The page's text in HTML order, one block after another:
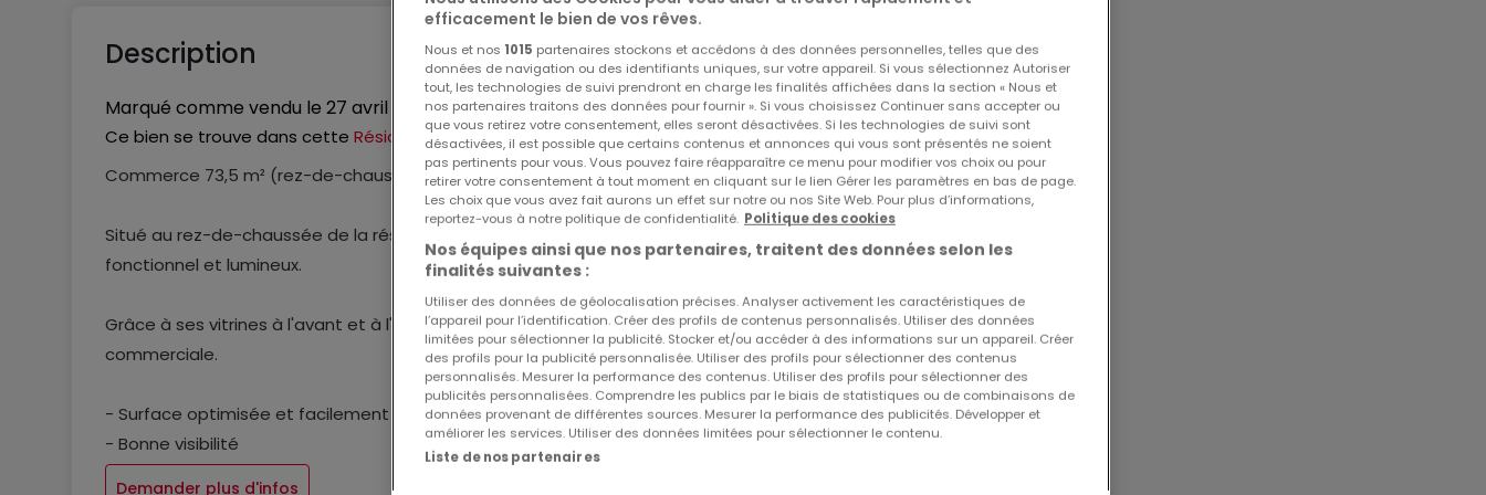
Description
Marqué comme vendu le 27 avril 2026
Ce bien se trouve dans cette Résidence
Commerce 73,5 m² (rez-de-chaussée)
Situé au rez-de-chaussée de la résidence EFA Prestige à Hellange, ce commerce de 73,5 m² offre un espace
fonctionnel et lumineux.
Grâce à ses vitrines à l'avant et à l'arrière, il bénéficie d'une luminosité traversante idéale pour toute activité
commerciale.
- Surface optimisée et facilement aménageable
- Bonne visibilité
- Résidence moderne
Demander plus d'infos
efficacement le bien de vos rêves.
Nous et nos 1015 partenaires stockons et accédons à des données personnelles, telles que des
données de navigation ou des identifiants uniques, sur votre appareil. Si vous sélectionnez Autoriser
tout, les technologies de suivi prendront en charge les finalités affichées dans la section « Nous et
nos partenaires traitons des données pour fournir ». Si vous choisissez Continuer sans accepter ou
que vous retirez votre consentement, elles seront désactivées. Si les technologies de suivi sont
désactivées, il est possible que certains contenus et annonces qui vous sont présentés ne soient
pas pertinents pour vous. Vous pouvez faire réapparaître ce menu pour modifier vos choix ou pour
retirer votre consentement à tout moment en cliquant sur le lien Gérer les paramètres en bas de page.
Les choix que vous avez fait aurons un effet sur notre ou nos Site Web. Pour plus d’informations,
reportez-vous à notre politique de confidentialité. Politique des cookies
Nos équipes ainsi que nos partenaires, traitent des données selon les
finalités suivantes :
Utiliser des données de géolocalisation précises. Analyser activement les caractéristiques de
l’appareil pour l’identification. Créer des profils de contenus personnalisés. Utiliser des données
limitées pour sélectionner la publicité. Stocker et/ou accéder à des informations sur un appareil. Créer
des profils pour la publicité personnalisée. Utiliser des profils pour sélectionner des contenus
personnalisés. Mesurer la performance des contenus. Utiliser des profils pour sélectionner des
publicités personnalisées. Comprendre les publics par le biais de statistiques ou de combinaisons de
données provenant de différentes sources. Mesurer la performance des publicités. Développer et
améliorer les services. Utiliser des données limitées pour sélectionner le contenu.
Liste de nos partenaires